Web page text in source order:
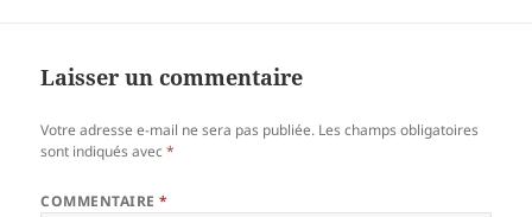
Laisser un commentaire
Votre adresse e-mail ne sera pas publiée. Les champs obligatoires
sont indiqués avec*
COMMENTAIRE*